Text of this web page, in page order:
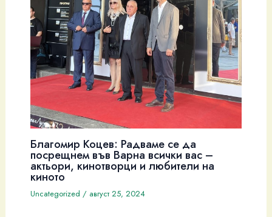
Благомир Коцев: Радваме се да
посрещнем във Варна всички вас –
актьори, кинотворци и любители на
киното
Uncategorized / август 25, 2024